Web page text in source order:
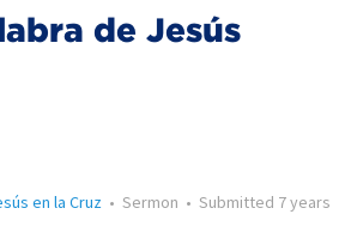
de Jesús
en la Cruz • Sermon • Submitted 7 years